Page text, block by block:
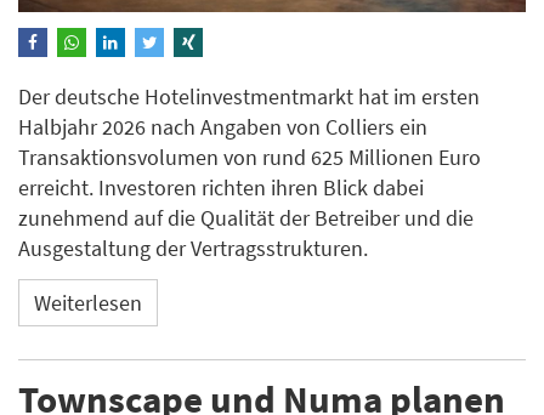
Der deutsche Hotelinvestmentmarkt hat im ersten
Halbjahr 2026 nach Angaben von Colliers ein
Transaktionsvolumen von rund 625 Millionen Euro
erreicht. Investoren richten ihren Blick dabei
zunehmend auf die Qualität der Betreiber und die
Ausgestaltung der Vertragsstrukturen.
Weiterlesen
Townscape und Numa planen